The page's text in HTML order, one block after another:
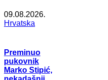
09.08.2026.
Hrvatska
Preminuo
pukovnik
Marko Stipić,